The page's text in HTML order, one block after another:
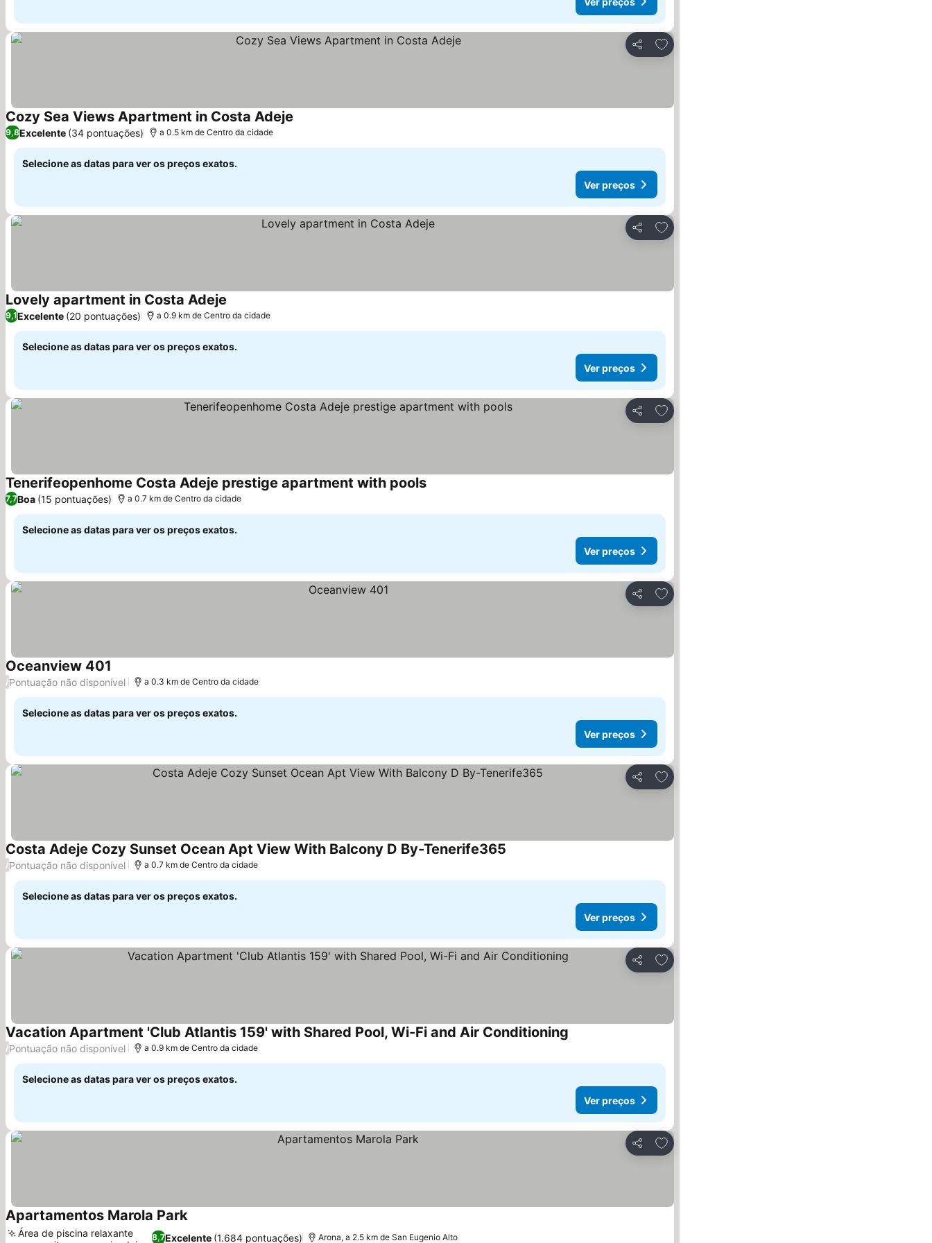
Partilhar
Adicionar aos favoritos
Cozy Sea Views Apartment in Costa Adeje
9,8Excelente (34 pontuações) a 0.5 km de Centro da cidade
Selecione as datas para ver os preços exatos.
Ver preços
Partilhar
Adicionar aos favoritos
Lovely apartment in Costa Adeje
9,1Excelente (20 pontuações) a 0.9 km de Centro da cidade
Selecione as datas para ver os preços exatos.
Ver preços
Partilhar
Adicionar aos favoritos
Tenerifeopenhome Costa Adeje prestige apartment with pools
7,7Boa (15 pontuações) a 0.7 km de Centro da cidade
Selecione as datas para ver os preços exatos.
Ver preços
Partilhar
Adicionar aos favoritos
Oceanview 401
/Pontuação não disponível a 0.3 km de Centro da cidade
Selecione as datas para ver os preços exatos.
Ver preços
Partilhar
Adicionar aos favoritos
Costa Adeje Cozy Sunset Ocean Apt View With Balcony D By-Tenerife365
/Pontuação não disponível a 0.7 km de Centro da cidade
Selecione as datas para ver os preços exatos.
Ver preços
Partilhar
Adicionar aos favoritos
Vacation Apartment 'Club Atlantis 159' with Shared Pool, Wi-Fi and Air Conditioning
/Pontuação não disponível a 0.9 km de Centro da cidade
Selecione as datas para ver os preços exatos.
Ver preços
Partilhar
Adicionar aos favoritos
Apartamentos Marola Park
8,7Excelente (1.684 pontuações)
Área de piscina relaxante
Arona, a 2.5 km de San Eugenio Alto